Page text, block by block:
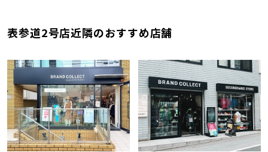
表参道2号店近隣のおすすめ店舗